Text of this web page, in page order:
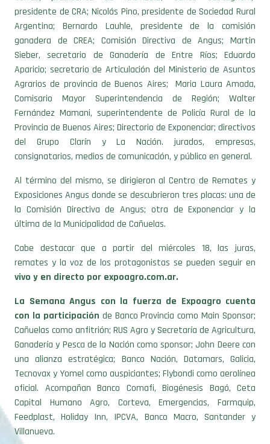
Argentina; Bernardo Lauhle, presidente de la comisión
ganadera de CREA; Comisión Directiva de Angus; Martin
Sieber, secretario de Ganadería de Entre Ríos; Eduardo
Aparicio; secretario de Articulación del Ministerio de Asuntos
Agrarios de provincia de Buenos Aires; Maria Laura Amada,
Comisario Mayor Superintendencia de Región; Walter
Fernández Mamani, superintendente de Policía Rural de la
Provincia de Buenos Aires; Directorio de Exponenciar; directivos
del Grupo Clarín y La Nación. jurados, empresas,
consignatarios, medios de comunicación, y público en general.
Al término del mismo, se dirigieron al Centro de Remates y
Exposiciones Angus donde se descubrieron tres placas: una de
la Comisión Directiva de Angus; otra de Exponenciar y la
última de la Municipalidad de Cañuelas.
Cabe destacar que a partir del miércoles 18, las juras,
remates y la voz de los protagonistas se pueden seguir en
vivo y en directo por expoagro.com.ar.
La Semana Angus con la fuerza de Expoagro cuenta
con la participación de Banco Provincia como Main Sponsor;
Cañuelas como anfitrión; RUS Agro y Secretaría de Agricultura,
Ganadería y Pesca de la Nación como sponsor; John Deere con
una alianza estratégica; Banco Nación, Datamars, Galicia,
Tecnovax y Yomel como auspiciantes; Flybondi como aerolínea
oficial. Acompañan Banco Comafi, Biogénesis Bagó, Ceta
Capital Humano Agro, Corteva, Emergencias, Farmquip,
Feedplast, Holiday Inn, IPCVA, Banco Macro, Santander y
Villanueva.
Ver más fotos